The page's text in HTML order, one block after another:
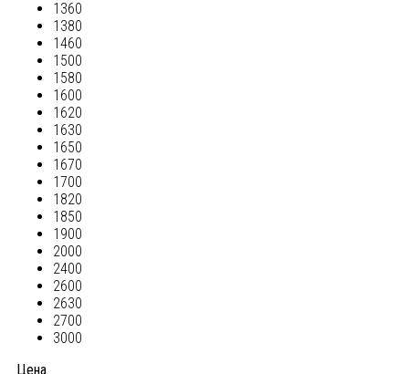
1360
1380
1460
1500
1580
1600
1620
1630
1650
1670
1700
1820
1850
1900
2000
2400
2600
2630
2700
3000
Цена